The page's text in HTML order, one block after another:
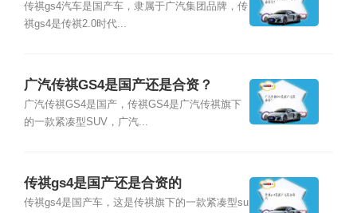
传祺gs4汽车是国产车，隶属于广汽集团品牌，传
祺gs4是传祺2.0时代...
广汽传祺GS4是国产还是合资？
广汽传祺GS4是国产，传祺GS4是广汽传祺旗下
的一款紧凑型SUV，广汽...
传祺gs4是国产还是合资的
传祺gs4是国产车，这是传祺旗下的一款紧凑型su